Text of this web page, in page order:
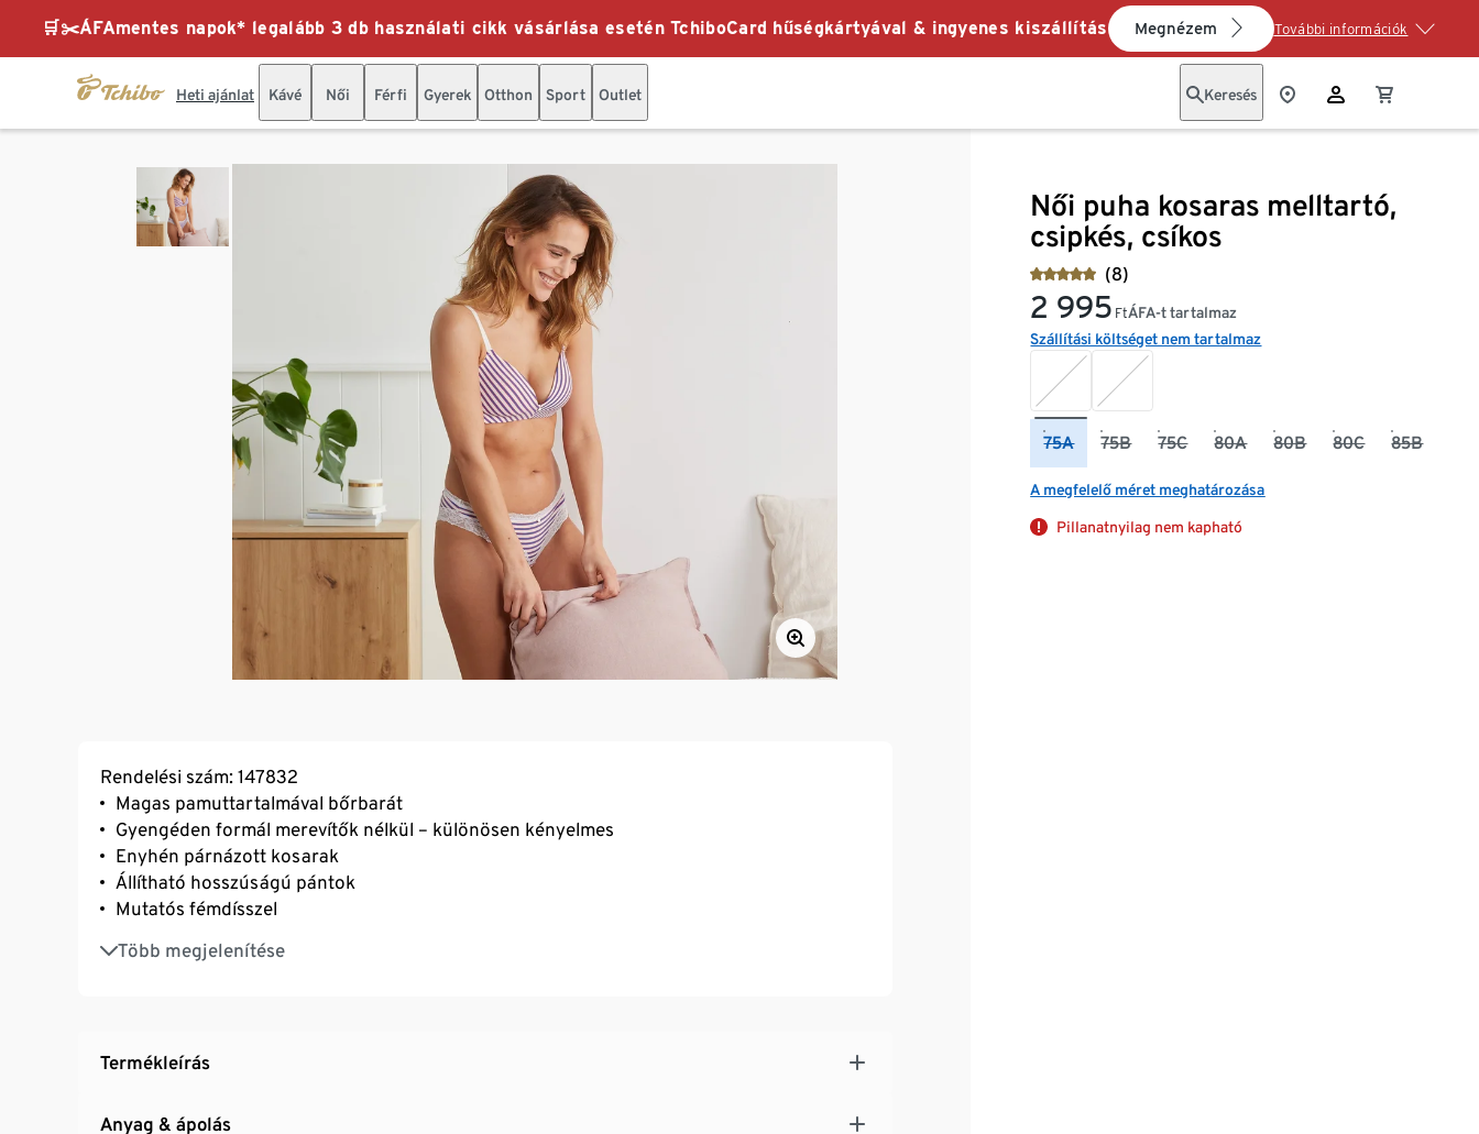
🛒✂️ÁFAmentes napok* legalább 3 db használati cikk vásárlása esetén TchiboCard hűségkártyával & ingyenes kiszállítás Megnézem További információk
Heti ajánlat Kávé Női Férfi Gyerek Otthon Sport Outlet Keresés
Női puha kosaras melltartó,
csipkés, csíkos
(8)
2 995 FtÁFA-t tartalmaz
Szállítási költséget nem tartalmaz
75A 75B 75C 80A 80B 80C 85B
A megfelelő méret meghatározása
Pillanatnyilag nem kapható
Rendelési szám: 147832
Magas pamuttartalmával bőrbarát
Gyengéden formál merevítők nélkül – különösen kényelmes
Enyhén párnázott kosarak
Állítható hosszúságú pántok
Mutatós fémdísszel
Több megjelenítése
Háromszorosan állítható SoftSeal® kapcsos zárórész
Tartós és a mosást rendkívül jól tűrő, kiváló minőségű, márkás elasztánnal
Termékleírás
Anyag & ápolás